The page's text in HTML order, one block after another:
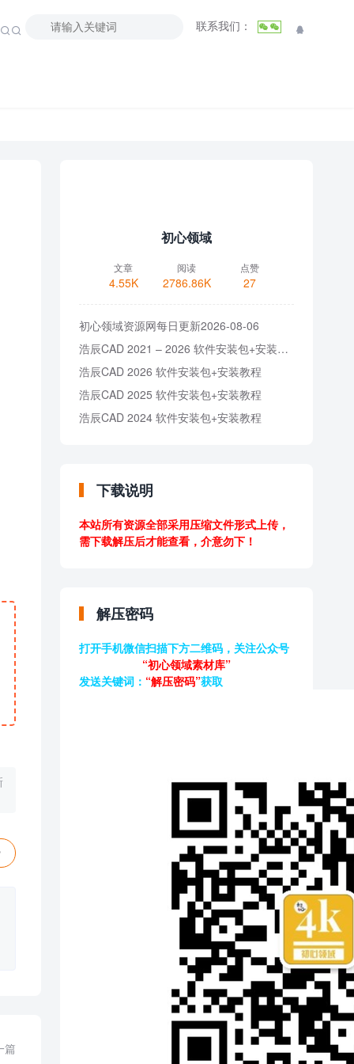
联系我们：  

篇
初心领域
文章
4.55K
阅读
2786.86K
点赞
27
初心领域资源网每日更新2026-08-06
浩辰CAD 2021 – 2026 软件安装包+安装教程
浩辰CAD 2026 软件安装包+安装教程
浩辰CAD 2025 软件安装包+安装教程
浩辰CAD 2024 软件安装包+安装教程
下载说明
本站所有资源全部采用压缩文件形式上传，
需下载解压后才能查看，介意勿下！
解压密码
打开手机微信扫描下方二维码，关注公众号
“初心领域素材库”
发送关键词： “解压密码”获取